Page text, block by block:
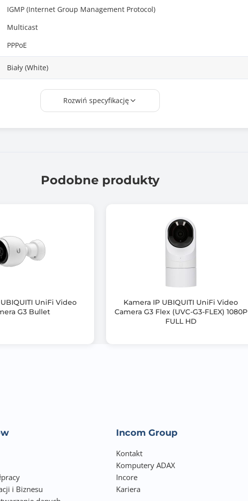
IGMP (Internet Group Management Protocol)
Multicast
PPPoE
Biały (White)
tak
Nie
Obiektyw: 2.7 ... 13.5 mm - Motozoom
Gniazdo karty pamięci:
- Obsługa kart Micro SD do 256GB (możliwy zapis lokalny)
- 10/100 Base-T (RJ-45)
Rozwiń specyfikację
Podobne produkty
UniFi Video
G3 Bullet
Kamera IP UBIQUITI UniFi Video
Camera G3 Flex (UVC-G3-FLEX) 1080P
FULL HD
i Biznesu
Incom Group
Kontakt
Komputery ADAX
Incore
Kariera